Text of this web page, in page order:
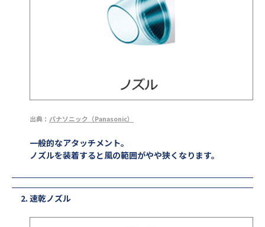
出典： パナソニック（Panasonic）
一般的なアタッチメント。
ノズルを装着すると風の範囲がやや狭くなります。
速乾ノズル